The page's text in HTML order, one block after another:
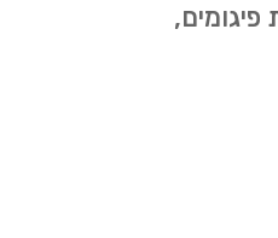
פיגומים,